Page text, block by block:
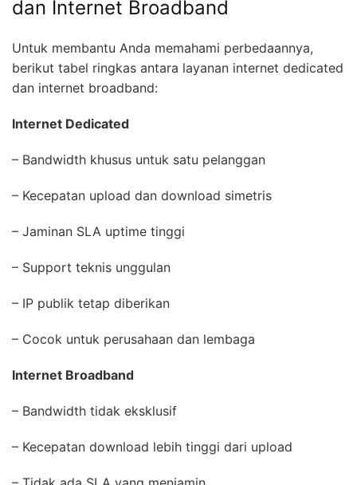
dan Internet Broadband
Untuk membantu Anda memahami perbedaannya,
berikut tabel ringkas antara layanan internet dedicated
dan internet broadband:
Internet Dedicated
– Bandwidth khusus untuk satu pelanggan
– Kecepatan upload dan download simetris
– Jaminan SLA uptime tinggi
– Support teknis unggulan
– IP publik tetap diberikan
– Cocok untuk perusahaan dan lembaga
Internet Broadband
– Bandwidth tidak eksklusif
– Kecepatan download lebih tinggi dari upload